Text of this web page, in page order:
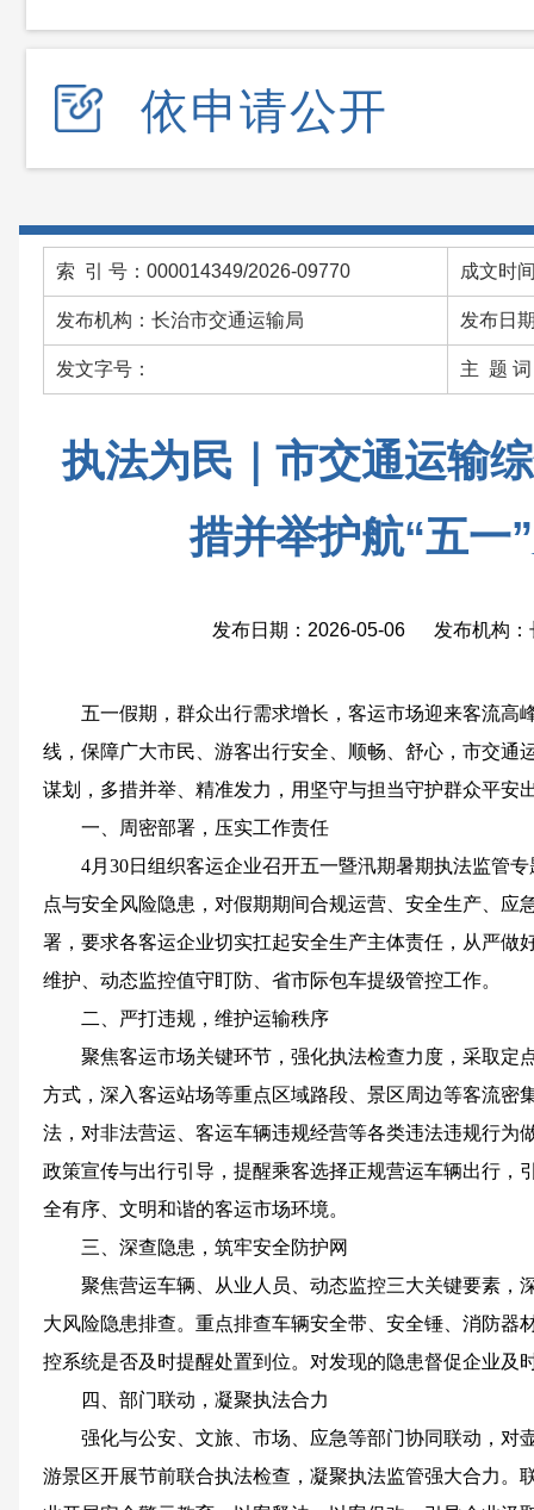
依申请公开
索 引 号：000014349/2026-09770 成文时
发布机构：长治市交通运输局 发布日
发文字号： 主 题 词
执法为民｜市交通运输
措并举护航“五一
发布日期：2026-05-06 发布机构：
五一假期，群众出行需求增长，客运市场迎来客流高
线，保障广大市民、游客出行安全、顺畅、舒心，市交通
谋划，多措并举、精准发力，用坚守与担当守护群众平安
一、周密部署，压实工作责任
4月30日组织客运企业召开五一暨汛期暑期执法监管
点与安全风险隐患，对假期期间合规运营、安全生产、应
署，要求各客运企业切实扛起安全生产主体责任，从严做
维护、动态监控值守盯防、省市际包车提级管控工作。
二、严打违规，维护运输秩序
聚焦客运市场关键环节，强化执法检查力度，采取定
方式，深入客运站场等重点区域路段、景区周边等客流密
法，对非法营运、客运车辆违规经营等各类违法违规行为
政策宣传与出行引导，提醒乘客选择正规营运车辆出行，
全有序、文明和谐的客运市场环境。
三、深查隐患，筑牢安全防护网
聚焦营运车辆、从业人员、动态监控三大关键要素，
大风险隐患排查。重点排查车辆安全带、安全锤、消防器
控系统是否及时提醒处置到位。对发现的隐患督促企业及
四、部门联动，凝聚执法合力
强化与公安、文旅、市场、应急等部门协同联动，对
游景区开展节前联合执法检查，凝聚执法监管强大合力。